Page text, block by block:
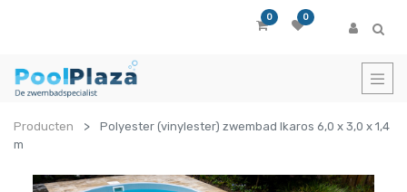
0 0
Producten
Polyester (vinylester) zwembad Ikaros 6,0 x 3,0 x 1,4
m